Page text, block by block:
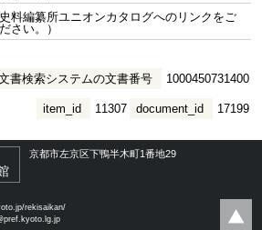
史料編纂所ユニオンカタログへのリンクをご
さい。）
書検索システムの文書番号 1000450731400
document_id 17199
item_id 11307
京都市左京区下鴨半木町1番地29
rekisaikan/